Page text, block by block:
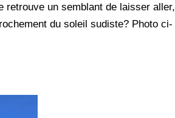
un semblant de laisser aller,
du soleil sudiste? Photo ci-